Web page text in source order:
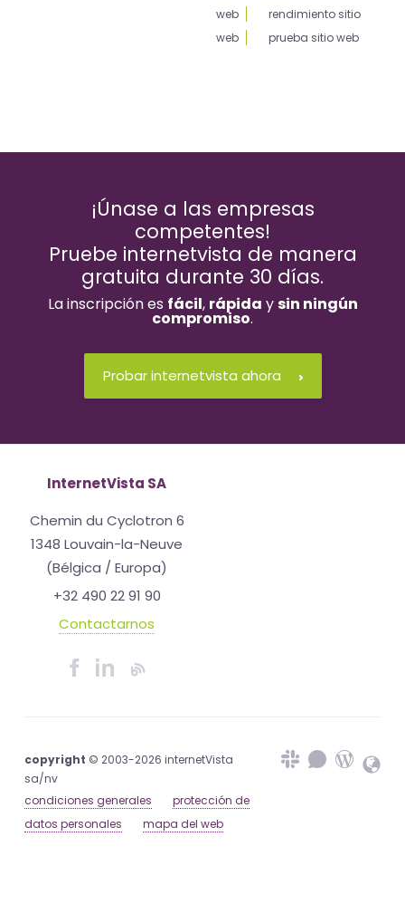
web
rendimiento sitio
web
prueba sitio web
¡Únase a las empresas
competentes!
Pruebe internetvista de manera
gratuita durante 30 días.
La inscripción es fácil, rápida ysin ningún
compromiso.
Probar internetvista ahora
InternetVista SA
Chemin du Cyclotron 6
1348 Louvain-la-Neuve
(Bélgica / Europa)
+32 490 22 91 90
Contactarnos
copyright © 2003-2026 internetVista
sa/nv
condiciones generales
protección de
datos personales
mapa del web